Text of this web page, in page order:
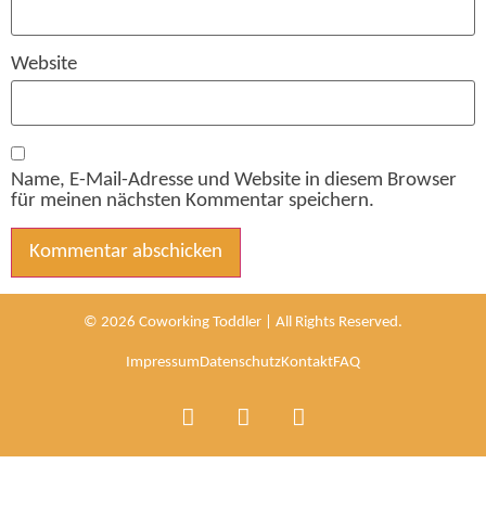
Website
Name, E-Mail-Adresse und Website in diesem Browser
für meinen nächsten Kommentar speichern.
© 2026 Coworking Toddler | All Rights Reserved.
ImpressumDatenschutzKontaktFAQ